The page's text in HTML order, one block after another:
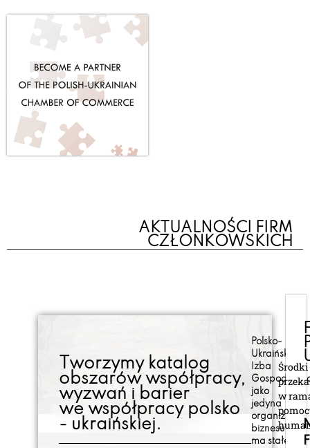
AKTUALNOŚCI FIRM
CZŁONKOWSKICH
Tworzymy katalog
obszarów współpracy,
wyzwań i barier
we współpracy polsko
- ukraińskiej.
Polsko-
Ukraińska
Izba
jako
jedyna
organizacja
biznesu
ma stałe
Środki
w